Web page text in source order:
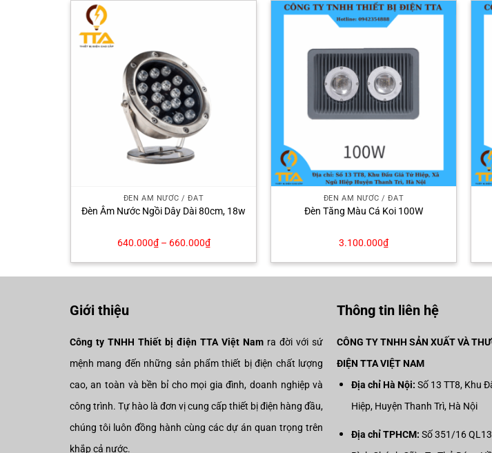
ĐÈN ÂM NƯỚC / ĐẤT
Đèn Âm Nước Ngồi Dây Dài 80cm, 18w
640.000₫– 660.000₫
ĐÈN ÂM NƯỚC / ĐẤT
Đèn Tăng Màu Cá Koi 100W
3.100.000₫
Giới thiệu
Công ty TNHH Thiết bị điện TTA Việt Nam ra đời với sứ
mệnh mang đến những sản phẩm thiết bị điện chất lượng
cao, an toàn và bền bỉ cho mọi gia đình, doanh nghiệp và
công trình. Tự hào là đơn vị cung cấp thiết bị điện hàng đầu,
chúng tôi luôn đồng hành cùng các dự án quan trọng trên
khắp cả nước.
Thông tin liên hệ
CÔNG TY TNHH SẢN XUẤT VÀ
ĐIỆN TTA VIỆT NAM
Địa chỉ Hà Nội: Số 13 TT8, Khu
Hiệp, Huyện Thanh Trì, Hà Nội
Địa chỉ TPHCM: Số 351/16